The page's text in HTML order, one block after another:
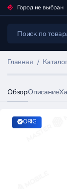
Город не выбран
Каталог
Главная
ОбзорОписание
ORIG